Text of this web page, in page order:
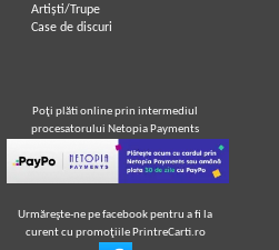
Artiști/Trupe
Case de discuri
Poţi plăti online prin intermediul
procesatorului Netopia Payments
Urmăreşte-ne pe facebook pentru a fi la
curent cu promoţiile PrintreCarti.ro